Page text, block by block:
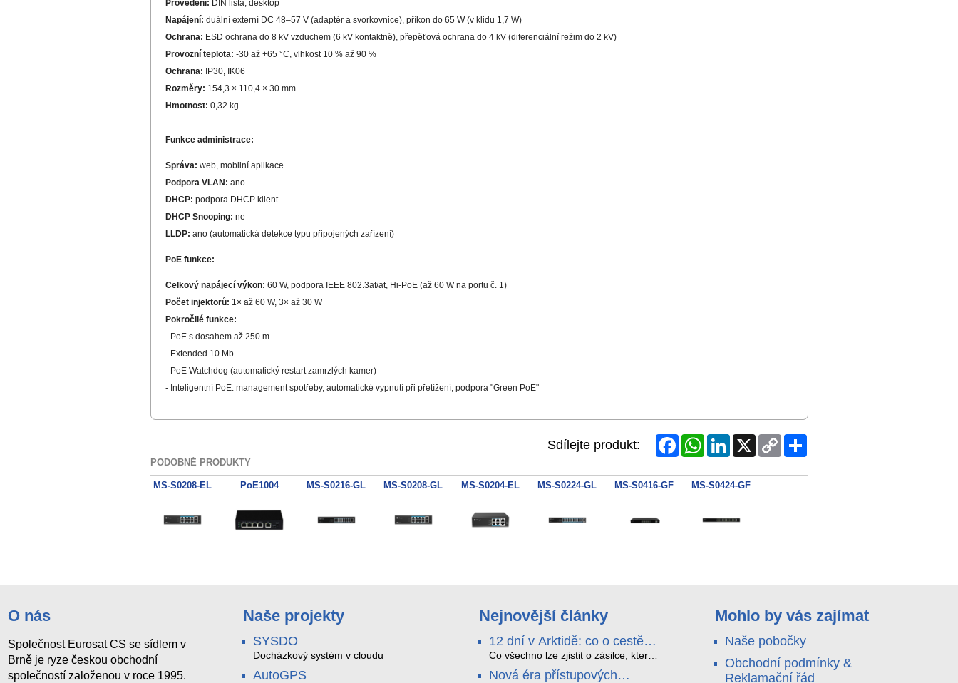
Provedení: DIN lišta, desktop
Napájení: duální externí DC 48–57 V (adaptér a svorkovnice), příkon do 65 W (v klidu 1,7 W)
Ochrana: ESD ochrana do 8 kV vzduchem (6 kV kontaktně), přepěťová ochrana do 4 kV (diferenciální režim do 2 kV)
Provozní teplota: -30 až +65 °C, vlhkost 10 % až 90 %
Ochrana: IP30, IK06
Rozměry: 154,3 × 110,4 × 30 mm
Hmotnost: 0,32 kg
Funkce administrace:
Správa: web, mobilní aplikace
Podpora VLAN: ano
DHCP: podpora DHCP klient
DHCP Snooping: ne
LLDP: ano (automatická detekce typu připojených zařízení)
PoE funkce:
Celkový napájecí výkon: 60 W, podpora IEEE 802.3af/at, Hi-PoE (až 60 W na portu č. 1)
Počet injektorů: 1× až 60 W, 3× až 30 W
Pokročilé funkce:
- PoE s dosahem až 250 m
- Extended 10 Mb
- PoE Watchdog (automatický restart zamrzlých kamer)
- Inteligentní PoE: management spotřeby, automatické vypnutí při přetížení, podpora "Green PoE"
Sdílejte produkt: FacebookWhatsAppLinkedIn
X
Copy
Link
Share
PODOBNÉ PRODUKTY
MS-S0208-EL PoE1004 MS-S0216-GL MS-S0208-GL MS-S0204-EL MS-S0224-GL MS-S0416-GF MS-S0424-GF
O nás
Společnost Eurosat CS se sídlem v
Brně je ryze českou obchodní
společností založenou v roce 1995.
Naše projekty
SYSDO
Docházkový systém v cloudu
AutoGPS
Nejnovější články
12 dní v Arktidě: co o cestě
na Nordkapp řekla data ze
SMARTBOX 2 MAX
Co všechno lze zjistit o zásilce, která
SMARTBOX 2 MAX jsme vzali na
Nová éra přístupových
Mohlo by vás zajímat
Naše pobočky
Obchodní podmínky &
Reklamační řád